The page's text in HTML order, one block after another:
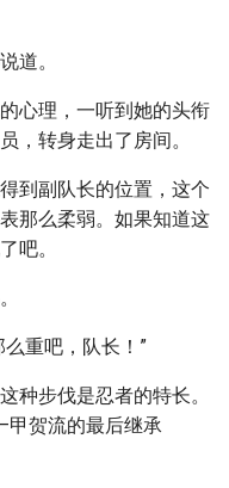
道。
心理，一听到她的头衔
，转身走出了房间。
到副队长的位置，这个
那么柔弱。如果知道这
吧。
重吧，队长！”
种步伐是忍者的特长。
甲贺流的最后继承